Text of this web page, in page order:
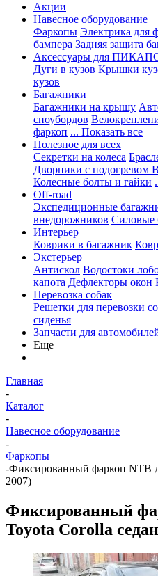
Акции
Навесное оборудование
Фаркопы Электрика для
бампера Задняя защита
Аксессуары для
Дуги в кузов Крышки
кузов
Багажники
Багажники на крышу
сноубордов
фаркоп ... Показать все
Полезное для всех
Секретки на колеса
Дворники с подогревом
Колесные болты и гайки
Off-road
Экспедиционные
внедорожников Силовые
Интерьер
Коврики в багажник
Экстерьер
Антискол Водостоки
капота Дефлекторы окон
Перевозка собак
Решетки для перевозки
сиденья
Запчасти для
Еще
Главная
-
Каталог
-
Навесное оборудование
-
Фаркопы
-Фиксированный фаркоп NTB
2007)
Фиксированный
Toyota Corolla